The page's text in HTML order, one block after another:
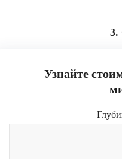
3.
Узнайте